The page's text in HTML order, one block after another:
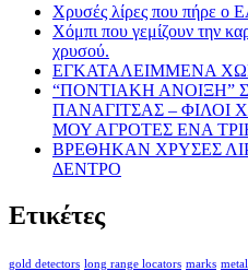
Χρυσές λίρες που πήρε ο
Χόμπι που γεμίζουν την
χρυσού.
ΕΓΚΑΤΑΛΕΙΜΜΕΝΑ
“ΠΟΝΤΙΑΚΗ ΑΝΟΙΞΗ”
ΠΑΝΑΓΙΤΣΑΣ – ΦΙΛΟΙ
ΜΟΥ ΑΓΡΟΤΕΣ ΕΝΑ
ΒΡΕΘΗΚΑΝ ΧΡΥΣΕΣ
ΔΕΝΤΡΟ
Ετικέτες
gold detectors long range locators marks